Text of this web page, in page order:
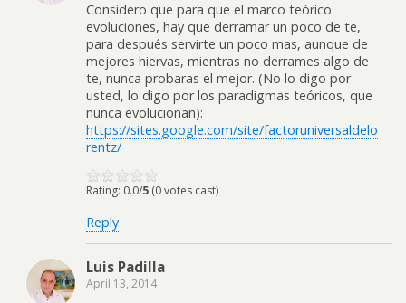
Considero que para que el marco teórico
evoluciones, hay que derramar un poco de te,
para después servirte un poco mas, aunque de
mejores hiervas, mientras no derrames algo de
te, nunca probaras el mejor. (No lo digo por
usted, lo digo por los paradigmas teóricos, que
nunca evolucionan):
https://sites.google.com/site/factoruniversaldelo
rentz/
Rating: 0.0/5 (0 votes cast)
Reply
Luis Padilla
April 13, 2014